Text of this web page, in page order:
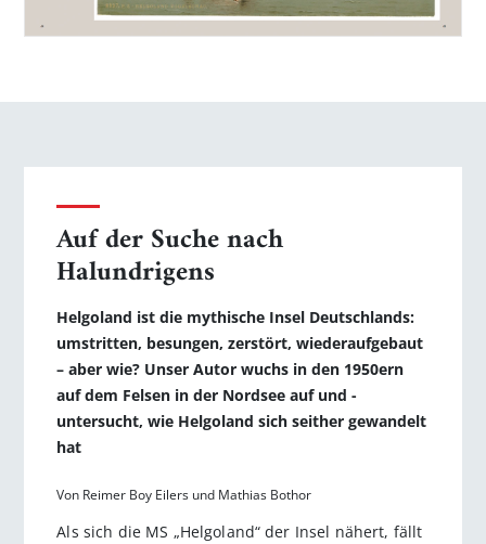
Auf der Suche nach
Halundrigens
Helgoland ist die mythische Insel Deutschlands:
umstritten, ­besungen, zerstört, wiederaufgebaut
– aber wie? Unser Autor wuchs in den 1950ern
auf dem Felsen in der Nordsee auf und ­
untersucht, wie Helgoland sich seither gewandelt
hat
Von Reimer Boy Eilers und Mathias Bothor
Als sich die MS „Helgoland“ der Insel nähert, fällt